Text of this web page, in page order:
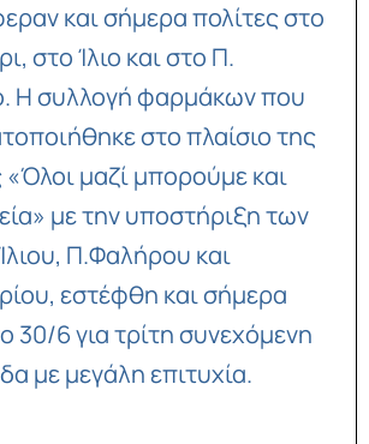
και σήμερα πολίτες στο
στο Ίλιο και στο Π.
Η συλλογή φαρμάκων που
στο πλαίσιο της
μαζί μπορούμε και
με την υποστήριξη των
Π.Φαλήρου και
εστέφθη και σήμερα
30/6 για τρίτη συνεχόμενη
με μεγάλη επιτυχία.